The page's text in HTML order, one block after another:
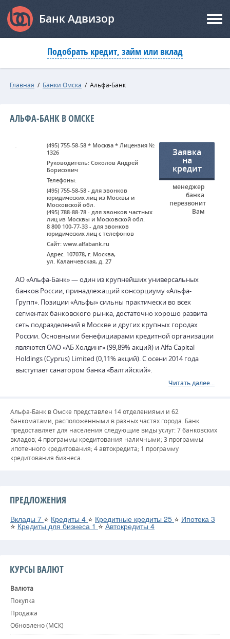
Банк Адвизор
Подобрать кредит, займ или вклад
Главная / Банки Омска / Альфа-Банк
АЛЬФА-БАНК В ОМСКЕ
(495) 755-58-58 * Москва * Лицензия №
1326
Руководитель: Соколов Андрей
Борисович
Телефоны:
(495) 755-58-58 - для звонков
юридических лиц из Москвы и
Московской обл.
(495) 788-88-78 - для звонков частных
лиц из Москвы и Московской обл.
8 800 100-77-33 - для звонков
юридических лиц с телефонов
Сайт: www.alfabank.ru
Адрес: 107078, г. Москва,
ул. Каланчевская, д. 27
Заявка
на
кредит
менеджер
банка
перезвонит
Вам
АО «Альфа-Банк» — один из крупнейших универсальных
банков России, принадлежащий консорциуму «Альфа-
Групп». Позиции «Альфы» сильны практически во всех
сегментах банковского рынка, достаточно хорошо развита
сеть подразделений в Москве и других крупных городах
России. Основными бенефициарами кредитной организации
являются ОАО «АБ Холдинг» (99,89% акций) и Alfa Capital
Holdings (Cyprus) Limited (0,11% акций). С осени 2014 года
выступает санатором банка «Балтийский».
Читать далее...
Альфа-Банк в Омске представлен 14 отделениями и 62
банкоматами, расположенными в разных частях города. Банк
предоставляет для населения следующие виды услуг: 7 банковских
вкладов; 4 программы кредитования наличными; 3 программы
ипотечного кредитования; 4 автокредита; 1 программу
кредитования бизнеса.
ПРЕДЛОЖЕНИЯ
Вклады 7 ⭐ Кредиты 4 ⭐ Кредитные кредиты 25 ⭐ Ипотека 3
⭐Кредиты для бизнеса 1 ⭐Автокредиты 4
КУРСЫ ВАЛЮТ
Валюта
Покупка
Продажа
Обновлено (МСК)